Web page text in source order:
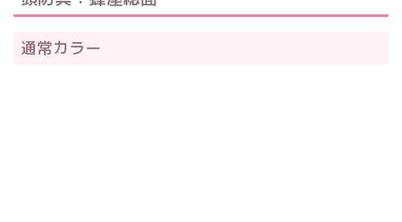
通常カラー